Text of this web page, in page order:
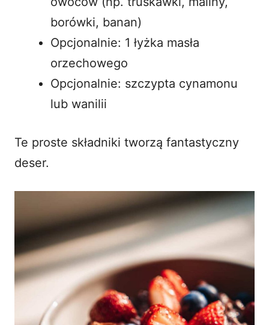
borówki, banan)
Opcjonalnie: 1 łyżka masła
orzechowego
Opcjonalnie: szczypta cynamonu
lub wanilii
Te proste składniki tworzą fantastyczny
deser.